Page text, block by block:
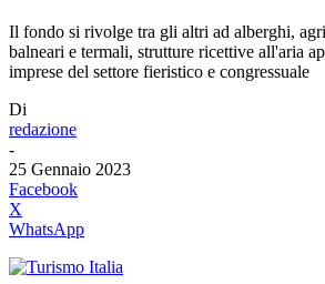
Il fondo si rivolge tra gli altri ad alberghi,
balneari e termali, strutture ricettive all'aria
imprese del settore fieristico e congressuale
Di
redazione
-
25 Gennaio 2023
Facebook
X
WhatsApp